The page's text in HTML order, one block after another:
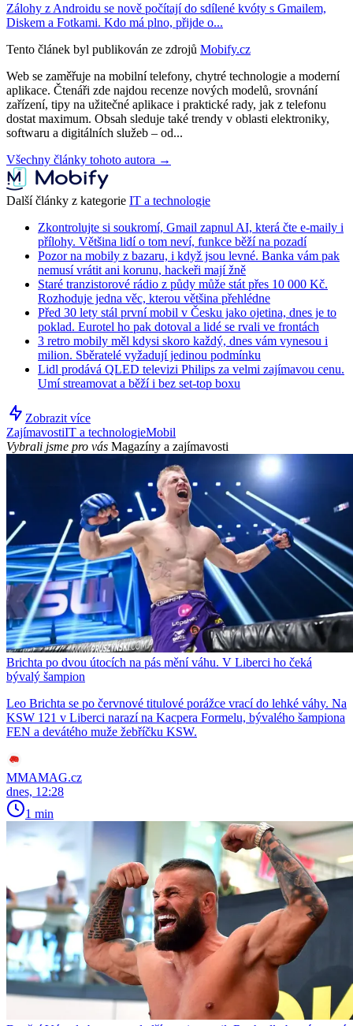
Zálohy z Androidu se nově počítají do sdílené kvóty s Gmailem,
Diskem a Fotkami. Kdo má plno, přijde o...
Tento článek byl publikován ze zdrojů Mobify.cz
Web se zaměřuje na mobilní telefony, chytré technologie a moderní
aplikace. Čtenáři zde najdou recenze nových modelů, srovnání
zařízení, tipy na užitečné aplikace i praktické rady, jak z telefonu
dostat maximum. Obsah sleduje také trendy v oblasti elektroniky,
softwaru a digitálních služeb – od...
Všechny články tohoto autora →
Další články z kategorie IT a technologie
Zkontrolujte si soukromí, Gmail zapnul AI, která čte e-maily i
přílohy. Většina lidí o tom neví, funkce běží na pozadí
Pozor na mobily z bazaru, i když jsou levné. Banka vám pak
nemusí vrátit ani korunu, hackeři mají žně
Staré tranzistorové rádio z půdy může stát přes 10 000 Kč.
Rozhoduje jedna věc, kterou většina přehlédne
Před 30 lety stál první mobil v Česku jako ojetina, dnes je to
poklad. Eurotel ho pak dotoval a lidé se rvali ve frontách
3 retro mobily měl kdysi skoro každý, dnes vám vynesou i
milion. Sběratelé vyžadují jedinou podmínku
Lidl prodává QLED televizi Philips za velmi zajímavou cenu.
Umí streamovat a běží i bez set-top boxu
Zobrazit více
ZajímavostiIT a technologieMobil
Vybrali jsme pro vás Magazíny a zajímavosti
Brichta po dvou útocích na pás mění váhu. V Liberci ho čeká
bývalý šampion
Leo Brichta se po červnové titulové porážce vrací do lehké váhy. Na
KSW 121 v Liberci narazí na Kacpera Formelu, bývalého šampiona
FEN a devátého muže žebříčku KSW.
MMAMAG.cz
dnes, 12:28
1 min